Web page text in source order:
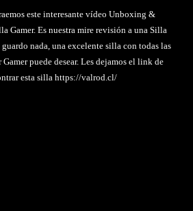
este interesante vídeo Unboxing &
Gamer. Es nuestra mire revisión a una Silla
nada, una excelente silla con todas las
puede desear. Les dejamos el link de
esta silla https://valrod.cl/